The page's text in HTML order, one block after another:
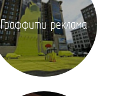
Граффити реклама